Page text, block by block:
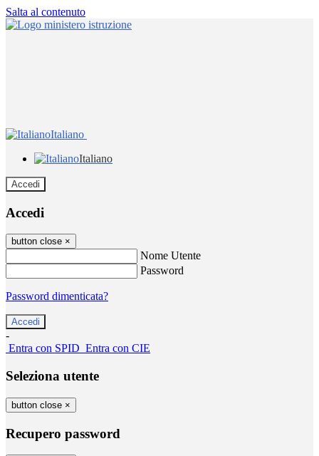
Salta al contenuto
Italiano
Italiano
Accedi
Accedi
button close ×
Nome Utente
Password
Password dimenticata?
-
Entra con SPID Entra con CIE
Seleziona utente
button close ×
Recupero password